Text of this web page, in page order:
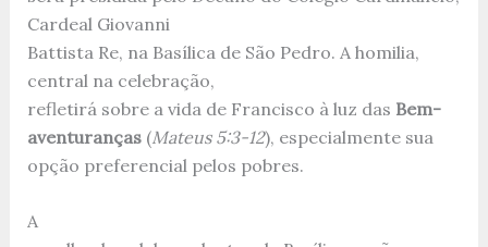
Cardeal Giovanni
Battista Re, na Basílica de São Pedro. A homilia,
central na celebração,
refletirá sobre a vida de Francisco à luz das Bem-
aventuranças(Mateus 5:3-12), especialmente sua
opção preferencial pelos pobres.
A